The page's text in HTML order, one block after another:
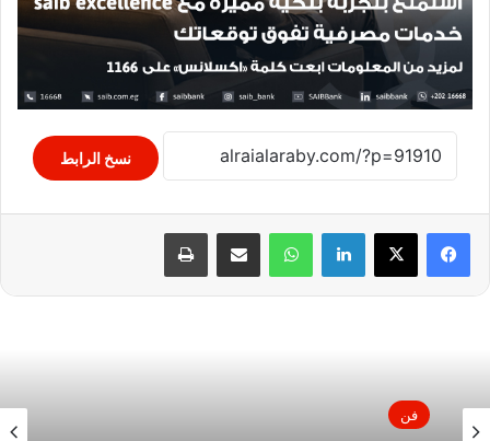
نسخ الرابط
لينكدإن واتساب مشاركة عبر البريد طباعة
فن